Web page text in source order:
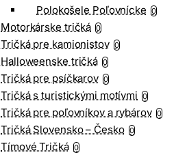
Polokošele Poľovnícke 0
Motorkárske tričká 0
Tričká pre kamionistov 0
Halloweenske tričká 0
Tričká pre psíčkarov 0
Tričká s turistickými motívmi 0
Tričká pre poľovníkov a rybárov 0
Tričká Slovensko – Česko 0
Tímové Tričká 0